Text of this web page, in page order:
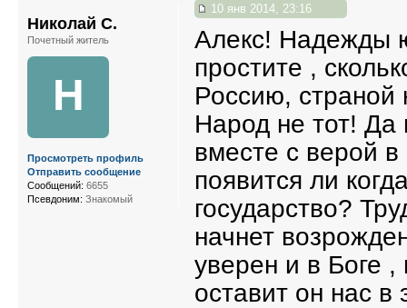
10 янв 2014, 23:16
Алекс! Надежды
простите ,
Россию, страной
Народ не тот! Да
вместе с верой
появится ли
государство?
начнет
уверен и в Боге
оставит он нас в
Николай С.
Почетный житель
Н
Просмотреть профиль
Отправить сообщение
Сообщений: 6655
Псевдоним: Знакомый